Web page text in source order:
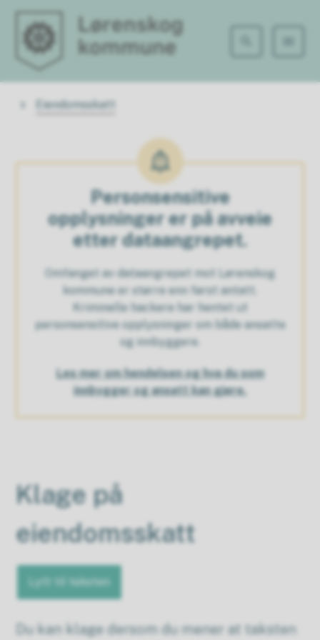
Lørenskog kommune
Du er her:
Eiendomsskatt
Personsensitive
opplysninger er på avveie
etter dataangrepet.
Omfanget av dataangrepet mot Lørenskog
kommune er større enn først antatt.
Kriminelle hackere har hentet ut
personsensitive opplysninger om både ansatte
og innbyggere.
Les mer om hendelsen og hva du som
innbygger og ansatt kan gjøre.
Klage på
eiendomsskatt
Lytt til teksten
Du kan klage dersom du mener at taksten